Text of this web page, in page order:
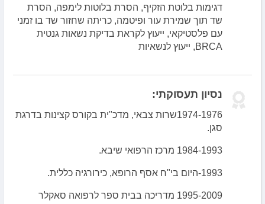
דגימות בלוטת הזקיף, הסרת בלוטות לימפה, הסרת
שד תוך שמירת עור ופיטמה, כריתה שחזור שד בו זמני
עם פלסטיקאי, ייעוץ לקראת בדיקת נשאות גנטית
BRCA, ייעוץ לנשאיות
נסיון תעסוקתי:
1974-1976שרות צבאי, מדכ"ית בקורס קצינות בדרגת
סגן.
1984-1993 מרכז הרפואי שיבא.
1993-היום בי"ח אסף הרופא, כירורגיה כללית.
1995-2009 מדריכה בבית ספר לרפואה סאקלר